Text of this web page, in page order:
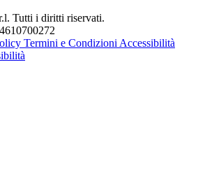
Tutti i diritti riservati.
Termini e Condizioni Accessibilità